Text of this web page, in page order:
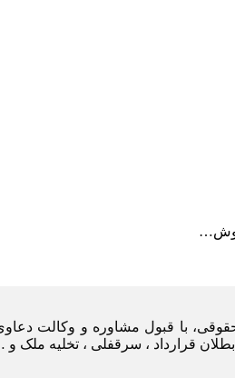
با قبول مشاوره و وکالت
قرارداد ، سرقفلی ، تخلیه ملک